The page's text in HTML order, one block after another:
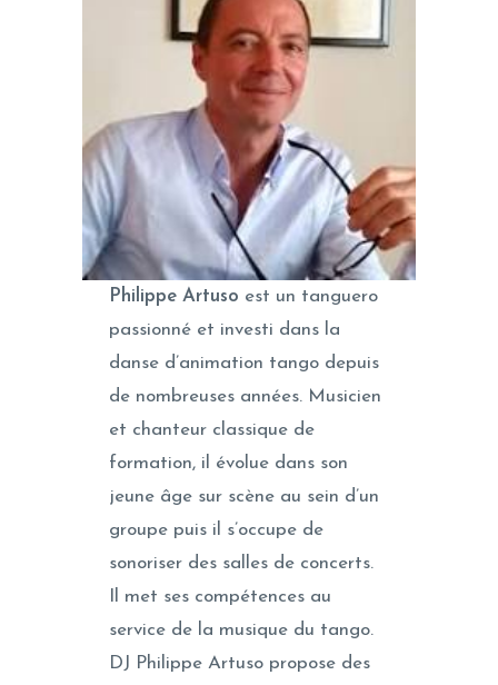
Philippe Artuso est un tanguero
passionné et investi dans la
danse d’animation tango depuis
de nombreuses années. Musicien
et chanteur classique de
formation, il évolue dans son
jeune âge sur scène au sein d’un
groupe puis il s’occupe de
sonoriser des salles de concerts.
Il met ses compétences au
service de la musique du tango.
DJ Philippe Artuso propose des